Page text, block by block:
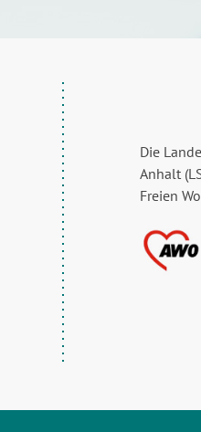
Die
Anhalt
Freien